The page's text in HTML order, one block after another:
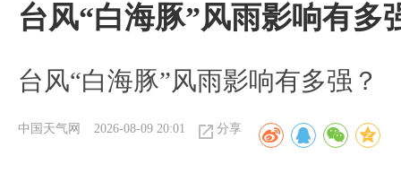
台风“白海豚”风雨影响有多
台风“白海豚”风雨影响有多强？
中国天气网 2026-08-09 20:01 分享